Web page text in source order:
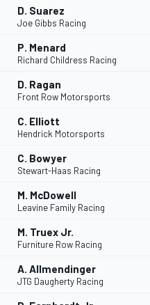
D. Suarez
Joe Gibbs Racing
P. Menard
Richard Childress Racing
D. Ragan
Front Row Motorsports
C. Elliott
Hendrick Motorsports
C. Bowyer
Stewart-Haas Racing
M. McDowell
Leavine Family Racing
M. Truex Jr.
Furniture Row Racing
A. Allmendinger
JTG Daugherty Racing